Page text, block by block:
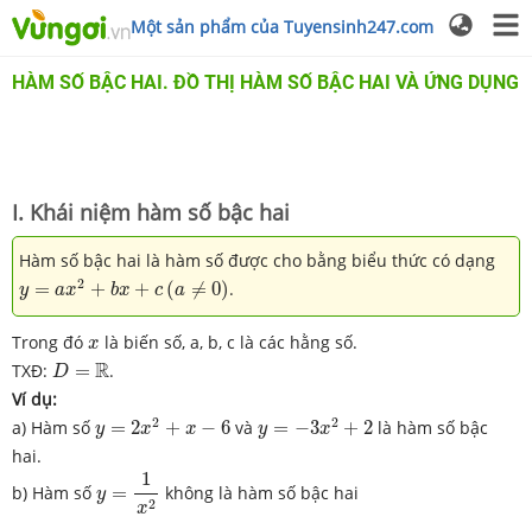
Một sản phẩm của Tuyensinh247.com
HÀM SỐ BẬC HAI. ĐỒ THỊ HÀM SỐ BẬC HAI VÀ ỨNG DỤNG
I. Khái niệm hàm số bậc hai
Hàm số bậc hai là hàm số được cho bằng biểu thức có dạng
y = ax2 + bx + c (a ≠ 0)
+ bx + a 0) .
Trong đó x
x là biến số, a, b, c là các hằng số.
TXĐ: D = R
D=
.
Ví dụ:
a) Hàm số y = 2x2 + x − 6
x + x vày = −3x2 + 2
x2 + 2
là hàm số bậc
hai.
b) Hàm số y =
1
x2
2
không là hàm số bậc hai